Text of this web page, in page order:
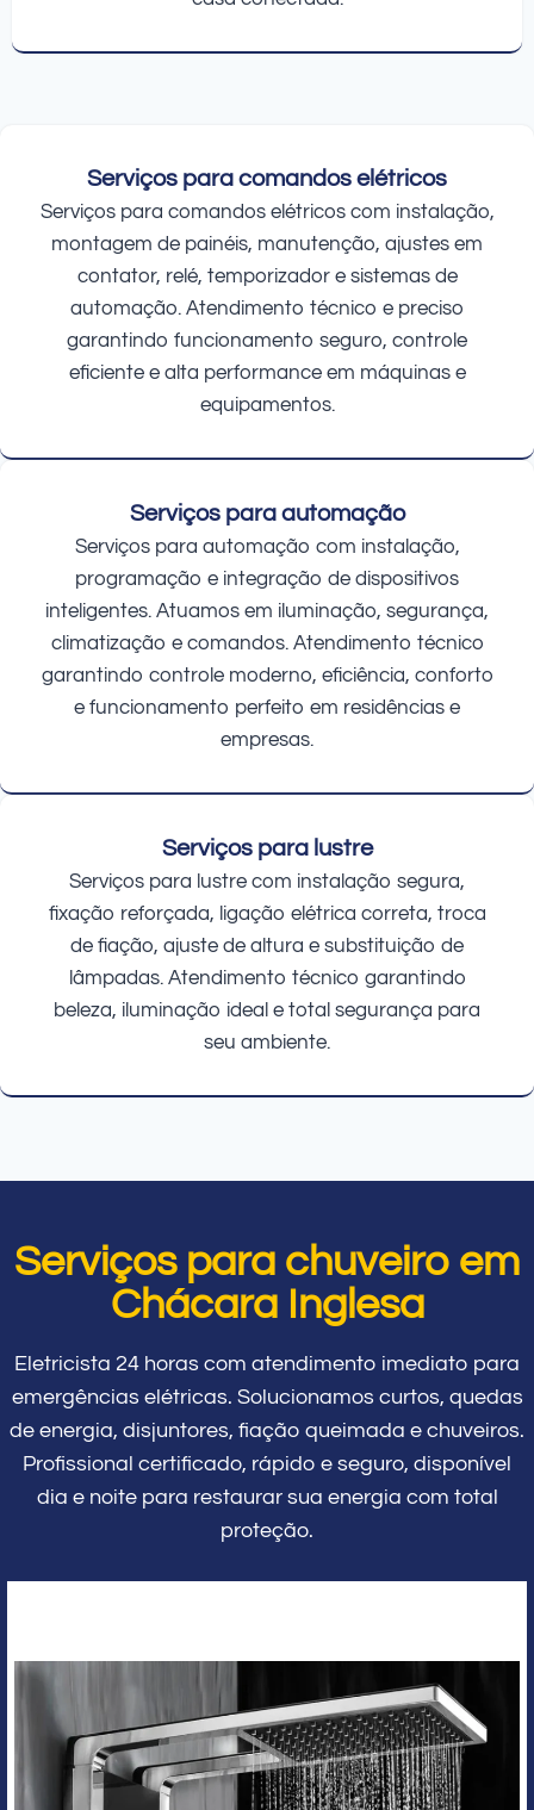
Serviços para comandos elétricos
Serviços para comandos elétricos com instalação,
montagem de painéis, manutenção, ajustes em
contator, relé, temporizador e sistemas de
automação. Atendimento técnico e preciso
garantindo funcionamento seguro, controle
eficiente e alta performance em máquinas e
equipamentos.
Serviços para automação
Serviços para automação com instalação,
programação e integração de dispositivos
inteligentes. Atuamos em iluminação, segurança,
climatização e comandos. Atendimento técnico
garantindo controle moderno, eficiência, conforto
e funcionamento perfeito em residências e
empresas.
Serviços para lustre
Serviços para lustre com instalação segura,
fixação reforçada, ligação elétrica correta, troca
de fiação, ajuste de altura e substituição de
lâmpadas. Atendimento técnico garantindo
beleza, iluminação ideal e total segurança para
seu ambiente.
Serviços para chuveiro em
Chácara Inglesa
Eletricista 24 horas com atendimento imediato para
emergências elétricas. Solucionamos curtos, quedas
de energia, disjuntores, fiação queimada e chuveiros.
Profissional certificado, rápido e seguro, disponível
dia e noite para restaurar sua energia com total
proteção.